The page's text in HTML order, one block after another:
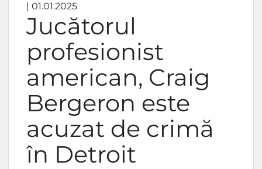
| 01.01.2025
Jucătorul
profesionist
american, Craig
Bergeron este
acuzat de crimă
în Detroit